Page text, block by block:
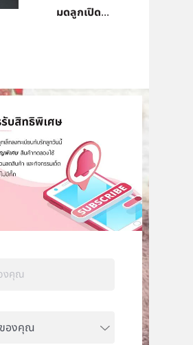
มดลูกเปิด...